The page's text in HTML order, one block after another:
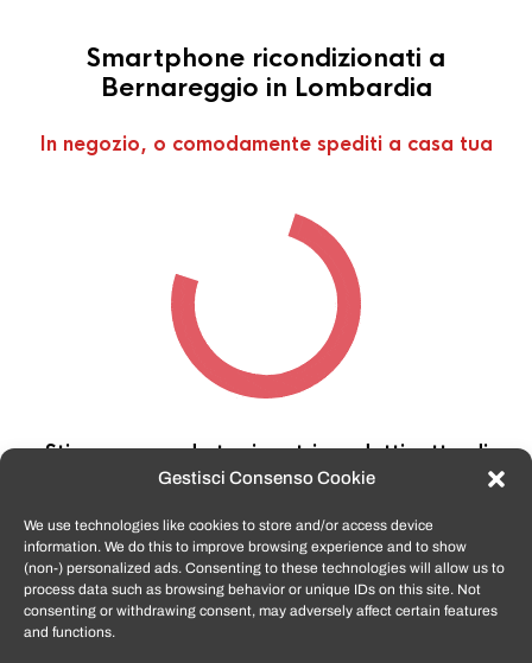
Gestisci Consenso Cookie
We use technologies like cookies to store and/or access device
information. We do this to improve browsing experience and to show
(non-) personalized ads. Consenting to these technologies will allow us to
process data such as browsing behavior or unique IDs on this site. Not
consenting or withdrawing consent, may adversely affect certain features
and functions.
Smartphone ricondizionati a
Bernareggio in Lombardia
In negozio, o comodamente spediti a casa tua
Stiamo cercando tra i nostri prodotti, attendi
qualche secondo…
TomatoSmartphone.itè lo shop n.1 in italia per
smartphone ricondizionati garantiti e certificati
di tutte le marche,APPLE, SAMSUNG, HUAWEI,
ONEPLUS, XIAOMI e tanto altro